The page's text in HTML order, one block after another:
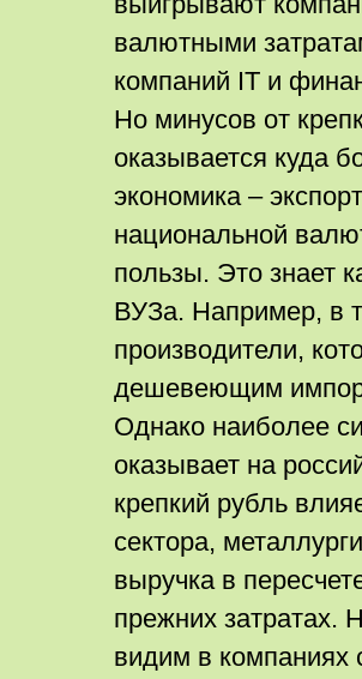
валютными
компаний IT и
Но минусов от
оказывается куда
экономика –
национальной
пользы. Это знает
ВУЗа. Например, в
производители,
дешевеющим
Однако наиболее
оказывает на
крепкий рубль
сектора,
выручка в
прежних
видим в компаниях